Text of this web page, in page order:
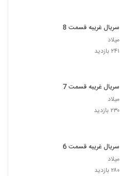
سریال غریبه قسمت 8
میلاد
۲۴۱ بازدید
سریال غریبه قسمت 7
میلاد
۲۳۰ بازدید
سریال غریبه قسمت 6
میلاد
۲۸۰ بازدید